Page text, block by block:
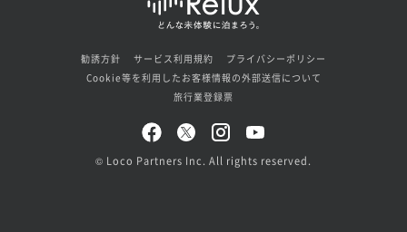
勧誘方針 サービス利用規約
プライバシーポリシー
Cookie等を利用したお客様情報の外部送信について
旅行業登録票
© Loco Partners Inc. All rights reserved.